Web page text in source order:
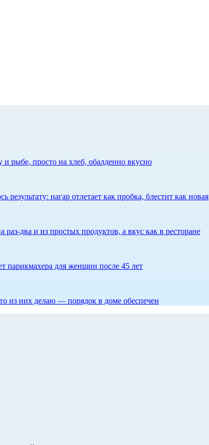
рыбе, просто на хлеб, обалденно вкусно
нагар отлетает как пробка, блестит как новая
два и из простых продуктов, а вкус как в ресторане
парикмахера для женщин после 45 лет
из них делаю — порядок в доме обеспечен